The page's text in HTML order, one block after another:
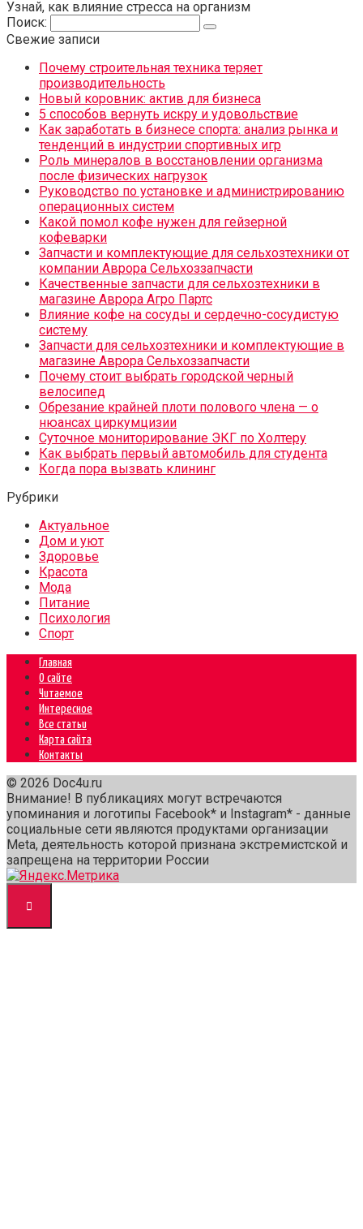
Узнай, как влияние стресса на организм
Поиск:
Свежие записи
Почему строительная техника теряет
производительность
Новый коровник: актив для бизнеса
5 способов вернуть искру и удовольствие
Как заработать в бизнесе спорта: анализ рынка и
тенденций в индустрии спортивных игр
Роль минералов в восстановлении организма
после физических нагрузок
Руководство по установке и администрированию
операционных систем
Какой помол кофе нужен для гейзерной
кофеварки
Запчасти и комплектующие для сельхозтехники от
компании Аврора Сельхоззапчасти
Качественные запчасти для сельхозтехники в
магазине Аврора Агро Партс
Влияние кофе на сосуды и сердечно-сосудистую
систему
Запчасти для сельхозтехники и комплектующие в
магазине Аврора Сельхоззапчасти
Почему стоит выбрать городской черный
велосипед
Обрезание крайней плоти полового члена — о
нюансах циркумцизии
Суточное мониторирование ЭКГ по Холтеру
Как выбрать первый автомобиль для студента
Когда пора вызвать клининг
Рубрики
Актуальное
Дом и уют
Здоровье
Красота
Мода
Питание
Психология
Спорт
Главная
О сайте
Читаемое
Интересное
Все статьи
Карта сайта
Контакты
© 2026 Doc4u.ru
Внимание! В публикациях могут встречаются
упоминания и логотипы Facebook* и Instagram* - данные
социальные сети являются продуктами организации
Meta, деятельность которой признана экстремистской и
запрещена на территории России